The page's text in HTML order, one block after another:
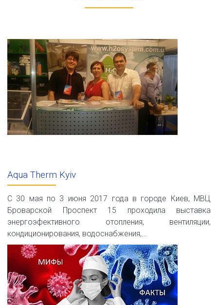
Aqua Therm Kyiv
С 30 мая по 3 июня 2017 года в городе Киев, МВЦ
Броварской Проспект 15 проходила выставка
энергоэфективного отопления, вентиляции,
кондиционирования, водоснабжения,...